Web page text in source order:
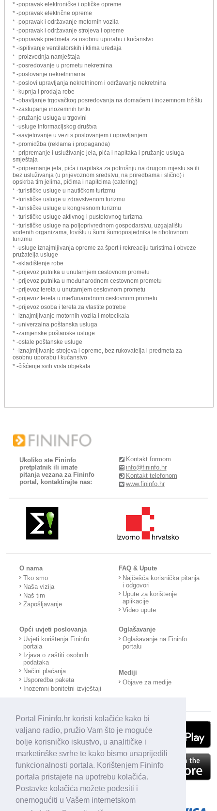
Portal Fininfo.hr koristi kolačiće kako bi
valjano radio, pružio Vam što je moguće
bolje korisničko iskustvo, u analitičke i
marketinške svrhe te kako bismo unaprijedili
funkcionalnosti portala. Korištenjem Fininfo
portala pristajete na upotrebu kolačića.
Postavke kolačića možete podesiti i
onemogućiti u Vašem internetskom
* -popravak elektroničke i optičke opreme
* -popravak električne opreme
* -popravak i održavanje motornih vozila
* -popravak i održavanje strojeva i opreme
* -popravak predmeta za osobnu uporabu i kućanstvo
* -ispitivanje ventilatorskih i klima uređaja
* -proizvodnja namještaja
* -posredovanje u prometu nekretnina
* -poslovanje nekretninama
* -poslovi upravljanja nekretninom i održavanje nekretnina
* -kupnja i prodaja robe
* -obavljanje trgovačkog posredovanja na domaćem i inozemnom tržištu
* -zastupanje inozemnih tvrtki
* -pružanje usluga u trgovini
* -usluge informacijskog društva
* -savjetovanje u vezi s poslovanjem i upravljanjem
* -promidžba (reklama i propaganda)
* -pripremanje i usluživanje jela, pića i napitaka i pružanje usluga
smještaja
* -pripremanje jela, pića i napitaka za potrošnju na drugom mjestu sa ili
bez usluživanja (u prijevoznom sredstvu, na priredbama i slično) i
opskrba tim jelima, pićima i napitcima (catering)
* -turističke usluge u nautičkom turizmu
* -turističke usluge u zdravstvenom turizmu
* -turističke usluge u kongresnom turizmu
* -turističke usluge aktivnog i pustolovnog turizma
* -turističke usluge na poljoprivrednom gospodarstvu, uzgajalištu
vodenih organizama, lovištu u šumi šumoposjednika te ribolovnom
turizmu
* -usluge iznajmljivanja opreme za šport i rekreaciju turistima i obveze
pružatelja usluge
* -skladištenje robe
* -prijevoz putnika u unutarnjem cestovnom prometu
* -prijevoz putnika u međunarodnom cestovnom prometu
* -prijevoz tereta u unutarnjem cestovnom prometu
* -prijevoz tereta u međunarodnom cestovnom prometu
* -prijevoz osoba i tereta za vlastite potrebe
* -iznajmljivanje motornih vozila i motocikala
* -univerzalna poštanska usluga
* -zamjenske poštanske usluge
* -ostale poštanske usluge
* -iznajmljivanje strojeva i opreme, bez rukovatelja i predmeta za
osobnu uporabu i kućanstvo
* -čišćenje svih vrsta objekata
Ukoliko ste Fininfo
pretplatnik ili imate
pitanja vezana za Fininfo
portal, kontaktirajte nas:
Kontakt formom
info@fininfo.hr
Kontakt telefonom
www.fininfo.hr
O nama
Tko smo
Naša vizija
Naš tim
Zapošljavanje
FAQ & Upute
Najčešća korisnička pitanja
i odgovori
Upute za korištenje
aplikacije
Video upute
Opći uvjeti poslovanja
Uvjeti korištenja Fininfo
portala
Izjava o zaštiti osobnih
podataka
Načini plaćanja
Usporedba paketa
Inozemni bonitetni izvještaji
Oglašavanje
Oglašavanje na Fininfo
portalu
Mediji
Objave za medije